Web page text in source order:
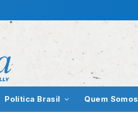
Política Brasil Quem Somos